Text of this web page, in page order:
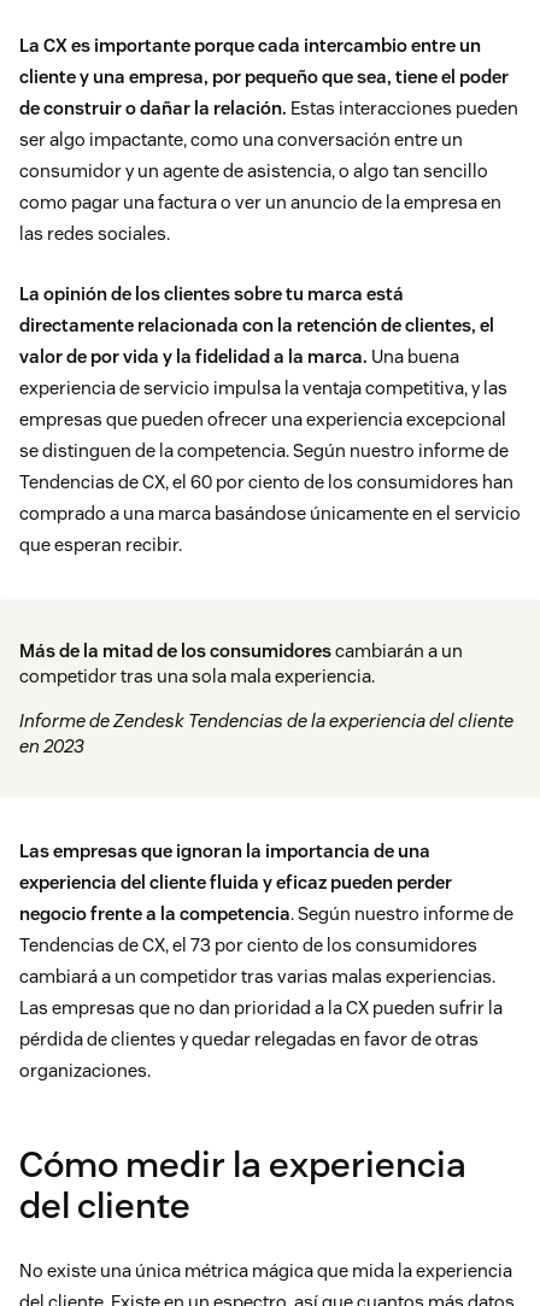
La CX es importante porque cada intercambio entre un
cliente y una empresa, por pequeño que sea, tiene el poder
de construir o dañar la relación. Estas interacciones pueden
ser algo impactante, como una conversación entre un
consumidor y un agente de asistencia, o algo tan sencillo
como pagar una factura o ver un anuncio de la empresa en
las redes sociales.
La opinión de los clientes sobre tu marca está
directamente relacionada con la retención de clientes, el
valor de por vida y la fidelidad a la marca. Una buena
experiencia de servicio impulsa la ventaja competitiva, y las
empresas que pueden ofrecer una experiencia excepcional
se distinguen de la competencia. Según nuestro informe de
Tendencias de CX, el 60 por ciento de los consumidores han
comprado a una marca basándose únicamente en el servicio
que esperan recibir.
Más de la mitad de los consumidorescambiarán a un
competidor tras una sola mala experiencia.
Informe de Zendesk Tendencias de la experiencia del cliente
en 2023
Las empresas que ignoran la importancia de una
experiencia del cliente fluida y eficaz pueden perder
negocio frente a la competencia. Según nuestro informe de
Tendencias de CX, el 73 por ciento de los consumidores
cambiará a un competidor tras varias malas experiencias.
Las empresas que no dan prioridad a la CX pueden sufrir la
pérdida de clientes y quedar relegadas en favor de otras
organizaciones.
Cómo medir la experiencia
del cliente
No existe una única métrica mágica que mida la experiencia